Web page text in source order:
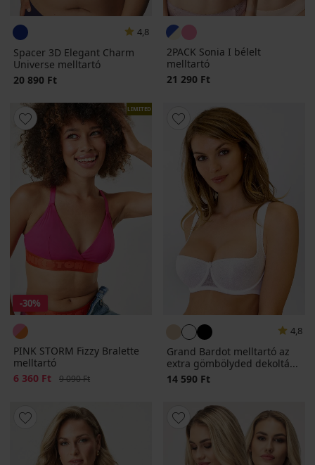
4,8
Spacer 3D Elegant Charm
Universe melltartó
20 890 Ft
2PACK Sonia I bélelt
melltartó
21 290 Ft
LIMITED
-30%
PINK STORM Fizzy Bralette
melltartó
Kedvezmény
6 360 Ft Eredeti ár
9 090 Ft
4,8
Grand Bardot melltartó az
extra gömbölyded dekoltá...
14 590 Ft